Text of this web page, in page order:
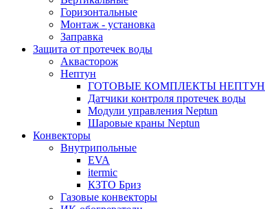
Горизонтальные
Монтаж - установка
Заправка
Защита от протечек воды
Аквасторож
Нептун
ГОТОВЫЕ КОМПЛЕКТЫ НЕПТУН
Датчики контроля протечек воды
Модули управления Neptun
Шаровые краны Neptun
Конвекторы
Внутрипольные
EVA
itermic
КЗТО Бриз
Газовые конвекторы